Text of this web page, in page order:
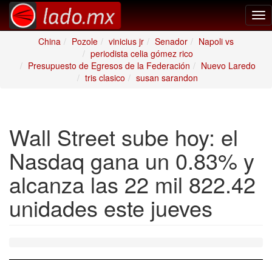
China
Pozole vinicius jr Senador
Napoli vs
periodista celia gómez rico
Presupuesto de Egresos de la Federación
Nuevo Laredo
tris clasico
susan sarandon
Wall Street sube hoy: el
Nasdaq gana un 0.83% y
alcanza las 22 mil 822.42
unidades este jueves